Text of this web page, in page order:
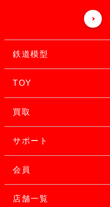
鉄道模型
TOY
買取
サポート
会員
店舗一覧